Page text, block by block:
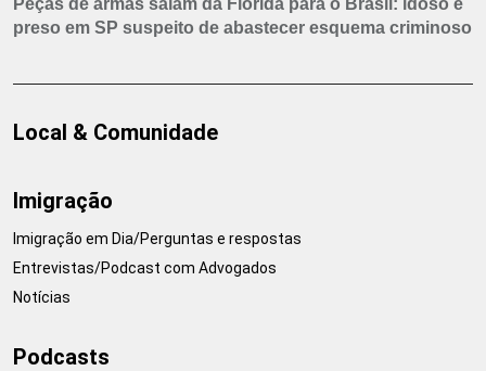
preso em SP suspeito de abastecer esquema criminoso
Local & Comunidade
Imigração
Imigração em Dia/Perguntas e respostas
Entrevistas/Podcast com Advogados
Notícias
Podcasts